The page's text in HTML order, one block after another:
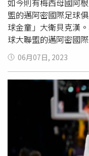
如今則有梅西母國阿
盟的邁阿密國際足球
球金童」大衛貝克漢
球大聯盟的邁阿密國
星梅西由於現在所屬
有三家足球俱樂部向
爾、美足邁阿密國際
爆料，梅西確定將加
表示，加入美足對他
地。即使沙烏地阿拉
（約台幣132億）的
密國際，而邁阿密開
（約台幣17億）左右。
06月07日, 2023